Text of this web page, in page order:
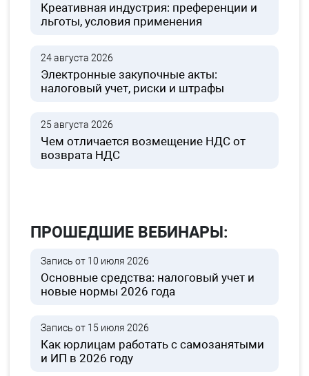
Креативная индустрия: преференции и
льготы, условия применения
24 августа 2026
Электронные закупочные акты:
налоговый учет, риски и штрафы
25 августа 2026
Чем отличается возмещение НДС от
возврата НДС
ПРОШЕДШИЕ ВЕБИНАРЫ:
Запись от 10 июля 2026
Основные средства: налоговый учет и
новые нормы 2026 года
Запись от 15 июля 2026
Как юрлицам работать с самозанятыми
и ИП в 2026 году